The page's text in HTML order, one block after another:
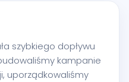
szybkiego dopływu
kampanie
uporządkowaliśmy